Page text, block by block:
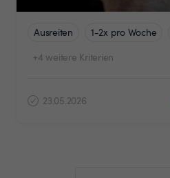
Ausreiten 1-2x pro Woche
+4 weitere Kriterien
23.05.2026